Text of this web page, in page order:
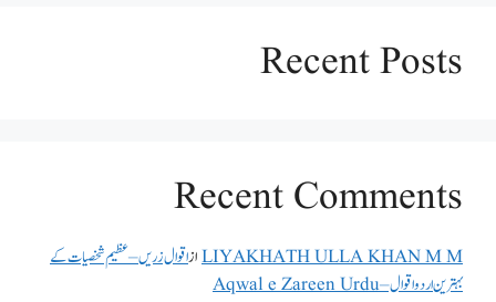
Recent Posts
Recent Comments
LIYAKHATH ULLA KHAN M Mازاقوال زریں – عظیم شخصیات کے
بہترین اردو اقوال – Aqwal e Zareen Urdu